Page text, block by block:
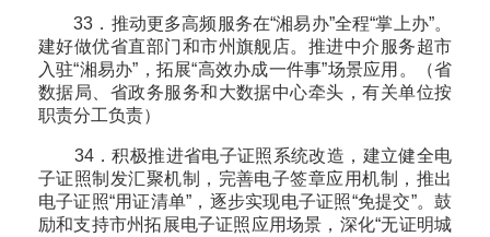
33．推动更多高频服务在“湘易办”全程“掌上办”。
建好做优省直部门和市州旗舰店。推进中介服务超市
入驻“湘易办”，拓展“高效办成一件事”场景应用。（省
数据局、省政务服务和大数据中心牵头，有关单位按
职责分工负责）
34．积极推进省电子证照系统改造，建立健全电
子证照制发汇聚机制，完善电子签章应用机制，推出
电子证照“用证清单”，逐步实现电子证照“免提交”。鼓
励和支持市州拓展电子证照应用场景，深化“无证明城